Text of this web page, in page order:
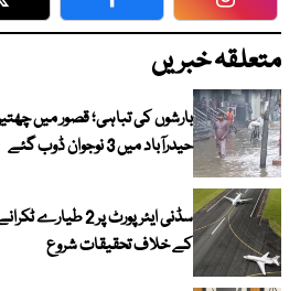
Twitter Facebook
متعلقہ خبریں
حیدرآباد میں 3 نوجوان ڈوب گئے
سڈنی ایئرپورٹ پر
کے خلاف تحقیقات شروع